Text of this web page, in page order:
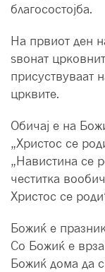
благосостојба.
На првиот ден
ѕвонат
присуствуваат
црквите.
Обичај е на
„Христос се
„Навистина се
честитка
Христос се
Божиќ е
Со Божиќ е
Божиќ дома да